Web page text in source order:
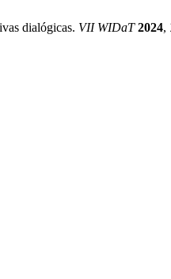
dialógicas. VII WIDaT 2024,